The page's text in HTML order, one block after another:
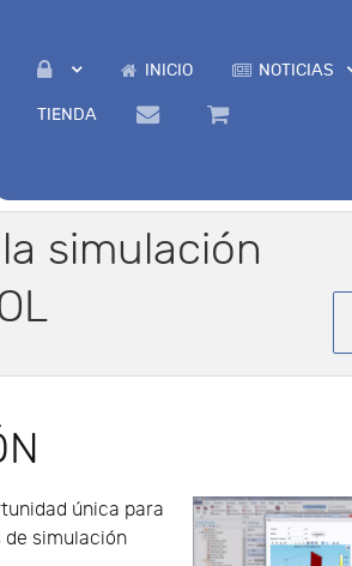
INICIO NOTICIAS
TIENDA
simulación
única para
de simulación